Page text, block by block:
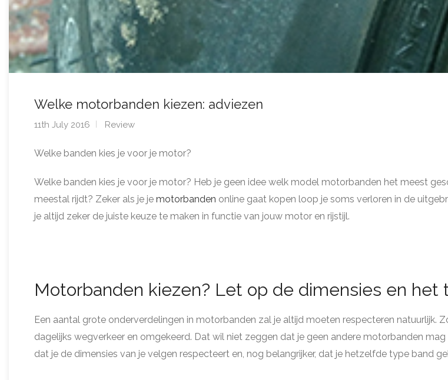
Welke motorbanden kiezen: adviezen
11th July 2016 Review
Welke banden kies je voor je motor?
Welke banden kies je voor je motor? Heb je geen idee welk model motorbanden het meest
meestal rijdt? Zeker als je je motorbanden online gaat kopen loop je soms verloren in de
je altijd zeker de juiste keuze te maken in functie van jouw motor en rijstijl.
Motorbanden kiezen? Let op de dimensies en het
Een aantal grote onderverdelingen in motorbanden zal je altijd moeten respecteren
dagelijks wegverkeer en omgekeerd. Dat wil niet zeggen dat je geen andere motorbanden
dat je de dimensies van je velgen respecteert en, nog belangrijker, dat je hetzelfde type band